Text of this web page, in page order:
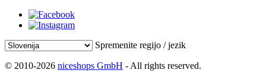
Spremenite regijo / jezik
© 2010-2026 niceshops GmbH - All rights reserved.